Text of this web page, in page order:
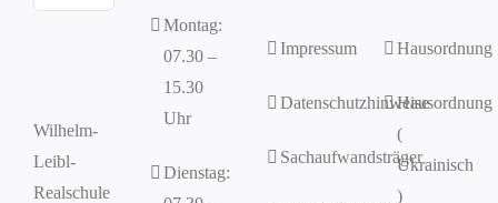
Wilhelm-
Leibl-
Realschule
Montag:
07.30 –
15.30
Uhr
Dienstag:
Impressum
Datenschutzhinweise
Sachaufwandsträger
Hausordnung
Hausordnung
(
Ukrainisch
)